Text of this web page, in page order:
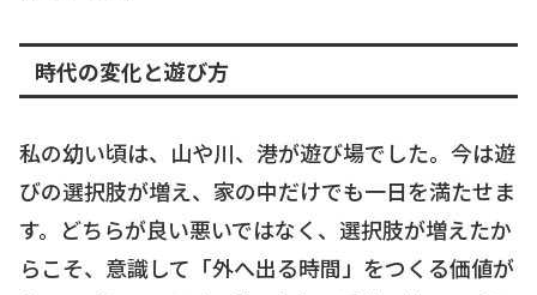
時代の変化と遊び方
私の幼い頃は、山や川、港が遊び場でした。今は遊
びの選択肢が増え、家の中だけでも一日を満たせま
す。どちらが良い悪いではなく、選択肢が増えたか
らこそ、意識して「外へ出る時間」をつくる価値が